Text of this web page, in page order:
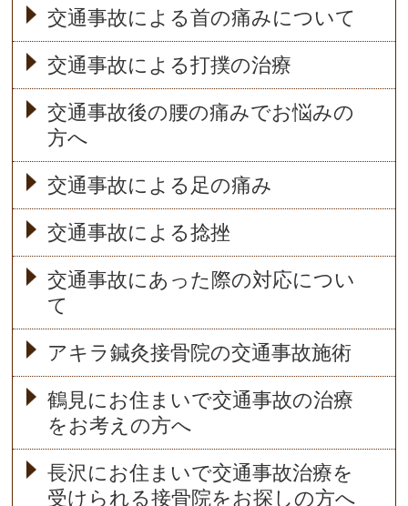
交通事故による首の痛みについて
交通事故による打撲の治療
交通事故後の腰の痛みでお悩みの
方へ
交通事故による足の痛み
交通事故による捻挫
交通事故にあった際の対応につい
て
アキラ鍼灸接骨院の交通事故施術
鶴見にお住まいで交通事故の治療
をお考えの方へ
長沢にお住まいで交通事故治療を
受けられる接骨院をお探しの方へ